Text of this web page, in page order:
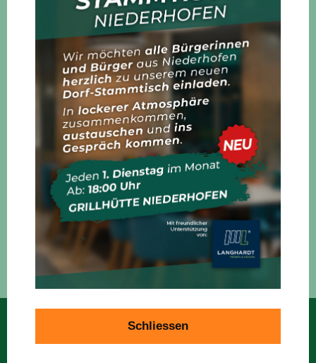
Ausbau Glasfaser
15. März 2025
Freibad Saison startet pünktlich
15. März 2025
April 2025
März 2025
Februar 2025
Schliessen